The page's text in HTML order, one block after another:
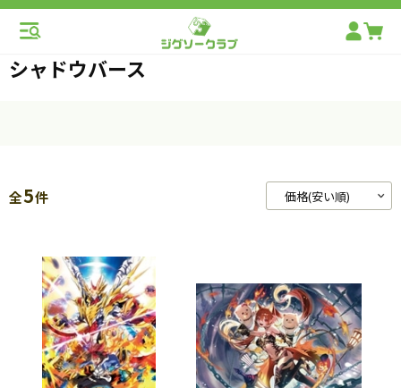
シャドウバース
全5件